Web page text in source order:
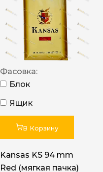
Фасовка:
Блок
Ящик
В Корзину
Kansas KS 94 mm
Red (мягкая пачка)